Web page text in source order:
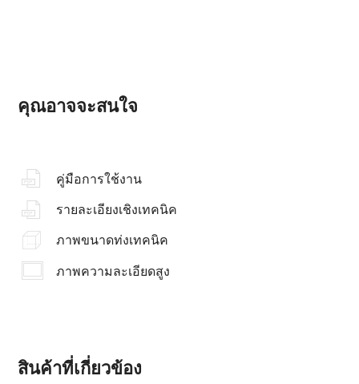
คุณอาจจะสนใจ
คู่มือการใช้งาน
รายละเอียงเชิงเทคนิค
ภาพขนาดท่งเทคนิค
ภาพความละเอียดสูง
สินค้าที่เกี่ยวข้อง